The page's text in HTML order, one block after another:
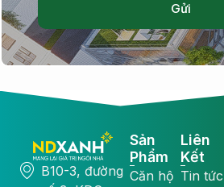
Gửi
B10-3, đường
Sản
Phẩm
Căn hộ
Liên
Kết
Tin tức